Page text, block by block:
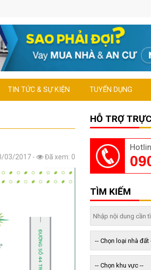
TIN TỨC & SỰ KIỆN TUYỂN DỤNG
03/2017 - Đã xem: 0
HỖ TRỢ
TÌM KIẾM